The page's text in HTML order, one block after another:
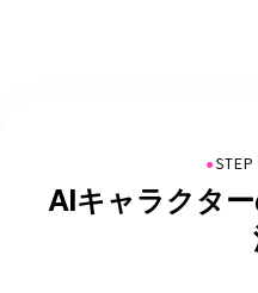
●
AIキャラクタ